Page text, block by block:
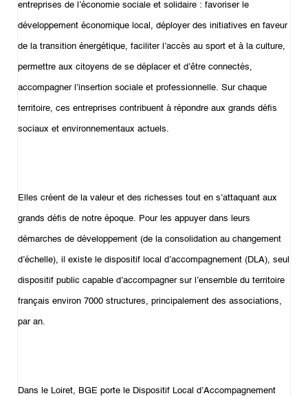
entreprises de l’économie sociale et solidaire : favoriser le
développement économique local, déployer des initiatives en faveur
de la transition énergétique, faciliter l’accès au sport et à la culture,
permettre aux citoyens de se déplacer et d’être connectés,
accompagner l’insertion sociale et professionnelle. Sur chaque
territoire, ces entreprises contribuent à répondre aux grands défis
sociaux et environnementaux actuels.
Elles créent de la valeur et des richesses tout en s’attaquant aux
grands défis de notre époque. Pour les appuyer dans leurs
démarches de développement (de la consolidation au changement
d’échelle), il existe le dispositif local d’accompagnement (DLA), seul
dispositif public capable d’accompagner sur l’ensemble du territoire
français environ 7000 structures, principalement des associations,
par an.
Dans le Loiret, BGE porte le Dispositif Local d’Accompagnement